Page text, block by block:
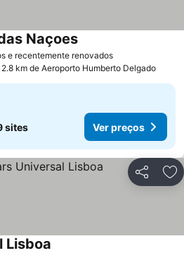
e recentemente renovados
Naçoes
2.8 km de Aeroporto Humberto Delgado
sites Ver preços
Partilhar
Lisboa